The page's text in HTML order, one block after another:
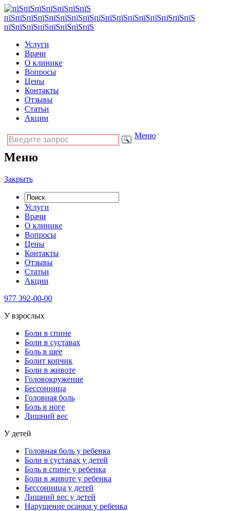
Услуги
Врачи
О клинике
Вопросы
Цены
Контакты
Отзывы
Статьи
Акции
Меню
Меню
Закрыть
Услуги
Врачи
О клинике
Вопросы
Цены
Контакты
Отзывы
Статьи
Акции
977 392-00-00
У взрослых
Боли в спине
Боли в суставах
Боль в шее
Болит копчик
Боли в животе
Головокружение
Бессонница
Головная боль
Боль в ноге
Лишний вес
У детей
Головная боль у ребенка
Боли в суставах у детей
Боль в спине у ребенка
Боли в животе у ребенка
Бессонница у детей
Лишний вес у детей
Нарушение осанки у ребенка